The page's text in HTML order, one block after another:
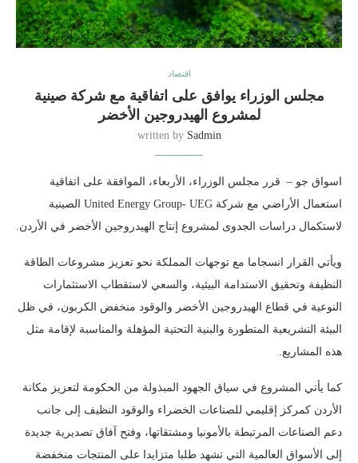
اقتصاد
مجلس الوزراء يوافق على اتفاقية مع شركة صينية
لمشروع الهيدروجين الأخضر
written by Sadmin
اسواق جو – قرر مجلس الوزراء، الأربعاء، الموافقة على اتفاقية
استعمال الأراضي مع شركة United Energy Group- UEG الصينية
لاستكمال دراسات الجدوى لمشروع إنتاج الهيدروجين الأخضر في الأردن.
ويأتي القرار انسجاما مع توجهات المملكة نحو تعزيز مشروعات الطاقة
النظيفة وتحقيق الاستدامة البيئية، والسعي لاستقطاب الاستثمارات
النوعية في قطاع الهيدروجين الأخضر والوقود منخفض الكربون، في ظل
البيئة التشريعية المتطورة والبنية التحتية المؤهلة والمناسبة لإقامة مثل
هذه المشاريع.
كما يأتي المشروع في سياق الجهود المبذولة من الحكومة لتعزيز مكانة
الأردن كمركز إقليمي للصناعات الخضراء والوقود النظيف إلى جانب
دعم الصناعات المرتبطة بالأمونيا ومشتقاتها، وفتح آفاق تصديرية جديدة
إلى الأسواق العالمية التي تشهد طلبا متزايدا على المنتجات منخفضة